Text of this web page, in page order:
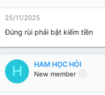
Top 10 network
sẽ chia sẻ
YouTube uy
nên tham
25/11/2025
Đúng rùi phải bật kiếm tiền
H HAM HỌC HỎI
New member